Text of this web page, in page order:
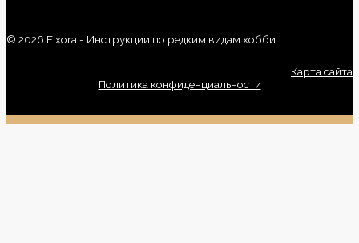
© 2026 Fixora - Инструкции по редким видам хобби
Карта сайта
Политика конфиденциальности